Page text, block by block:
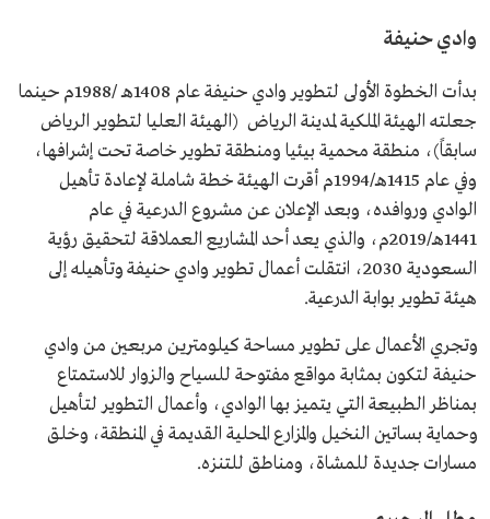
وادي حنيفة
بدأت الخطوة الأولى لتطوير وادي حنيفة عام 1408هـ /1988م حينما
جعلته الهيئة الملكية لمدينة الرياض (الهيئة العليا لتطوير الرياض
سابقاً)، منطقة محمية بيئيا ومنطقة تطوير خاصة تحت إشرافها،
وفي عام 1415هـ/1994م أقرت الهيئة خطة شاملة لإعادة تأهيل
الوادي وروافده، وبعد الإعلان عن مشروع الدرعية في عام
1441هـ/2019م، والذي يعد أحد المشاريع العملاقة لتحقيق رؤية
السعودية 2030، انتقلت أعمال تطوير وادي حنيفة وتأهيله إلى
هيئة تطوير بوابة الدرعية.
وتجري الأعمال على تطوير مساحة كيلومترين مربعين من وادي
حنيفة لتكون بمثابة مواقع مفتوحة للسياح والزوار للاستمتاع
بمناظر الطبيعة التي يتميز بها الوادي، وأعمال التطوير لتأهيل
وحماية بساتين النخيل والمزارع المحلية القديمة في المنطقة، وخلق
مسارات جديدة للمشاة، ومناطق للتنزه.